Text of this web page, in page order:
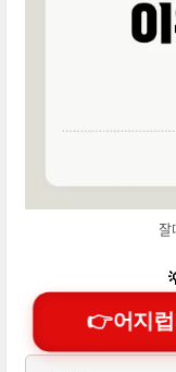
잘
👉어지